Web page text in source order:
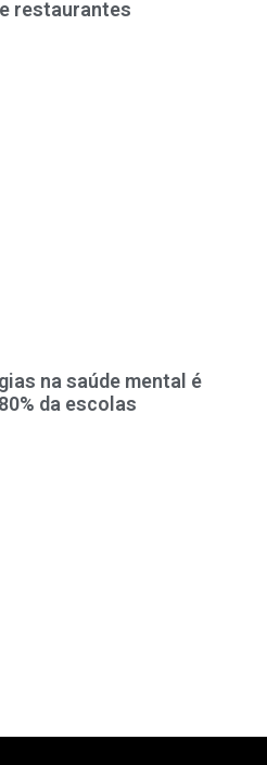
restaurantes
na saúde mental é
da escolas